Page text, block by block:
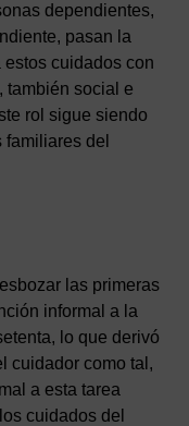
dependientes,
pasan la
cuidados con
también social e
rol sigue siendo
del
las primeras
informal a la
lo que derivó
cuidador como tal,
a esta tarea
cuidados del